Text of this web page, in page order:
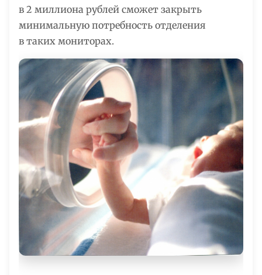
в 2 миллиона рублей сможет закрыть
минимальную потребность отделения
в таких мониторах.